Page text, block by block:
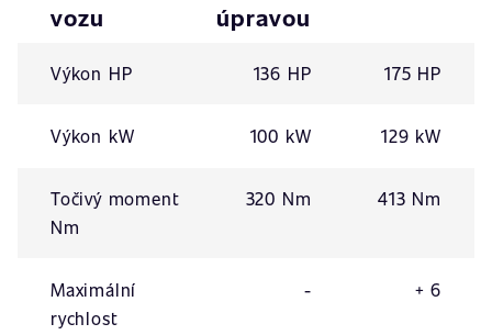
vozu
úpravou
Výkon HP 136 HP 175 HP
Výkon kW 100 kW 129 kW
Točivý moment
Nm
320 Nm 413 Nm
Maximální
rychlost
- + 6